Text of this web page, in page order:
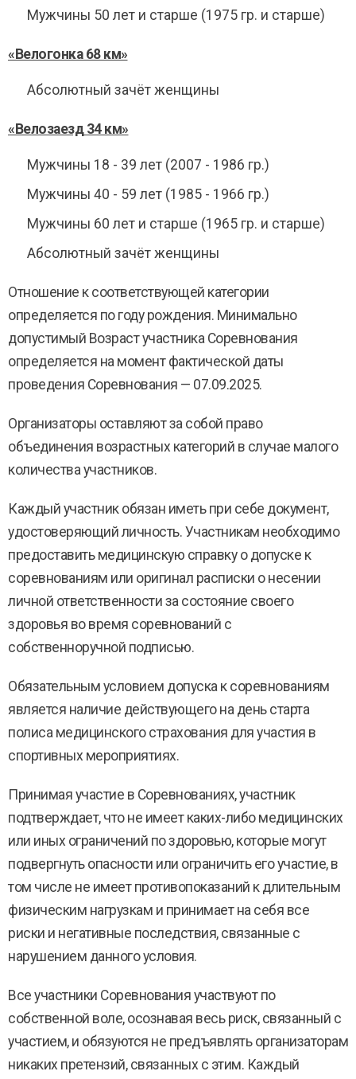
Мужчины 50 лет и старше (1975 гр. и старше)
«Велогонка68 км»
Абсолютный зачёт женщины
«Велозаезд34 км»
Мужчины 18 - 39 лет (2007 - 1986 гр.)
Мужчины 40 - 59 лет (1985 - 1966 гр.)
Мужчины 60 лет и старше (1965 гр. и старше)
Абсолютный зачёт женщины
Отношение к соответствующей категории
определяется по году рождения. Минимально
допустимый Возраст участника Соревнования
определяется на момент фактической даты
проведения Соревнования — 07.09.2025.
Организаторы оставляют за собой право
объединения возрастных категорий в случае малого
количества участников.
Каждый участник обязан иметь при себе документ,
удостоверяющий личность. Участникам необходимо
предоставить медицинскую справку о допуске к
соревнованиям или оригинал расписки о несении
личной ответственности за состояние своего
здоровья во время соревнований с
собственноручной подписью.
Обязательным условием допуска к соревнованиям
является наличие действующего на день старта
полиса медицинского страхования для участия в
спортивных мероприятиях.
Принимая участие в Соревнованиях, участник
подтверждает, что не имеет каких-либо медицинских
или иных ограничений по здоровью, которые могут
подвергнуть опасности или ограничить его участие, в
том числе не имеет противопоказаний к длительным
физическим нагрузкам и принимает на себя все
риски и негативные последствия, связанные с
нарушением данного условия.
Все участники Соревнования участвуют по
собственной воле, осознавая весь риск, связанный с
участием, и обязуются не предъявлять организаторам
никаких претензий, связанных с этим. Каждый